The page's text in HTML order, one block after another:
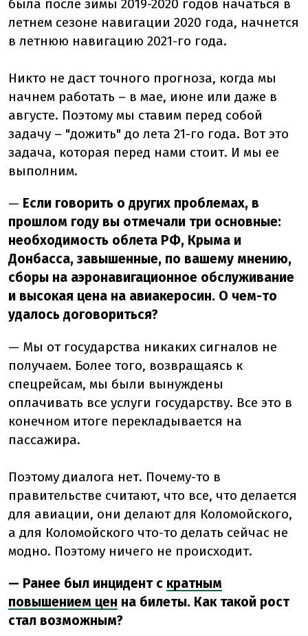
была после зимы 2019-2020 годов начаться в
летнем сезоне навигации 2020 года, начнется
в летнюю навигацию 2021-го года.
Никто не даст точного прогноза, когда мы
начнем работать – в мае, июне или даже в
августе. Поэтому мы ставим перед собой
задачу – "дожить" до лета 21-го года. Вот это
задача, которая перед нами стоит. И мы ее
выполним.
— Если говорить о других проблемах, в
прошлом году вы отмечали три основные:
необходимость облета РФ, Крыма и
Донбасса, завышенные, по вашему мнению,
сборы на аэронавигационное обслуживание
и высокая цена на авиакеросин. О чем-то
удалось договориться?
— Мы от государства никаких сигналов не
получаем. Более того, возвращаясь к
спецрейсам, мы были вынуждены
оплачивать все услуги государству. Все это в
конечном итоге перекладывается на
пассажира.
Поэтому диалога нет. Почему-то в
правительстве считают, что все, что делается
для авиации, они делают для Коломойского,
а для Коломойского что-то делать сейчас не
модно. Поэтому ничего не происходит.
— Ранее был инцидент с кратным
повышением цен на билеты. Как такой рост
стал возможным?